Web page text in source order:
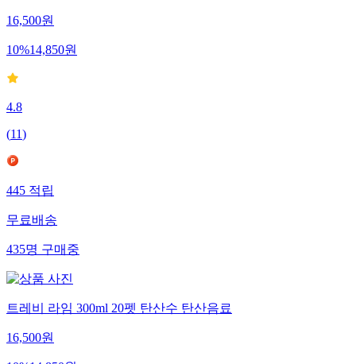
16,500원
10%14,850원
4.8
(11)
445적립
무료배송
435명구매중
트레비 라임 300ml 20펫 탄산수 탄산음료
16,500원